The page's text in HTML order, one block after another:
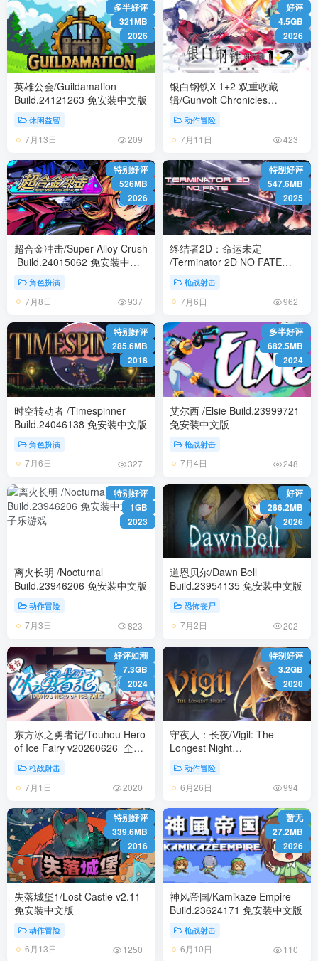
多半好评
321MB
2026
英雄公会/Guildamation
Build.24121263 免安装中文版
休闲益智
7月13日 209
好评
4.5GB
2026
银白钢铁X 1+2 双重收藏
辑/Gunvolt Chronicles
Luminous Avenger iX 1+2
Dual Collection
Build.22987869 免安装中文版
动作冒险
7月11日 423
特别好评
526MB
2026
超合金冲击/Super Alloy Crush
Build.24015062 免安装中文
角色扮演
7月8日 937
特别好评
547.6MB
2025
终结者2D：命运未定
/Terminator 2D NO FATE
枪战射击
7月6日 962
特别好评
285.6MB
2018
时空转动者 /Timespinner
Build.24046138 免安装中文版
角色扮演
7月6日 327
多半好评
682.5MB
2024
艾尔西 /Elsie Build.23999721
免安装中文版
枪战射击
7月4日 248
特别好评
1GB
2023
离火长明 /Nocturnal
Build.23946206 免安装中文版
动作冒险
7月3日 823
好评
286.2MB
2026
道恩贝尔/Dawn Bell
Build.23954135 免安装中文版
恐怖丧尸
7月2日 202
好评如潮
7.3GB
2024
东方冰之勇者记/Touhou Hero
of Ice Fairy v20260626 全
枪战射击
7月1日 2020
特别好评
3.2GB
2020
守夜人：长夜/Vigil: The
Longest Night
动作冒险
6月26日 994
特别好评
339.6MB
2016
失落城堡1/Lost Castle v2.11
免安装中文版
动作冒险
6月13日 1250
暂无
27.2MB
2026
神风帝国/Kamikaze Empire
Build.23624171 免安装中文版
枪战射击
6月10日 110